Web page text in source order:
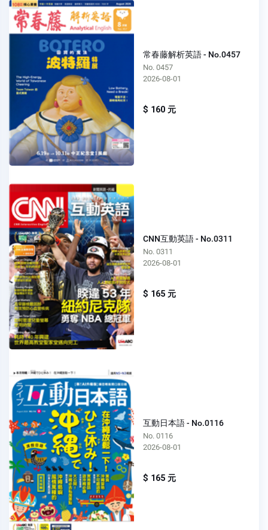
常春藤解析英語 - No.0457
No. 0457
2026-08-01
$ 160 元
CNN互動英語 - No.0311
No. 0311
2026-08-01
$ 165 元
互動日本語 - No.0116
No. 0116
2026-08-01
$ 165 元